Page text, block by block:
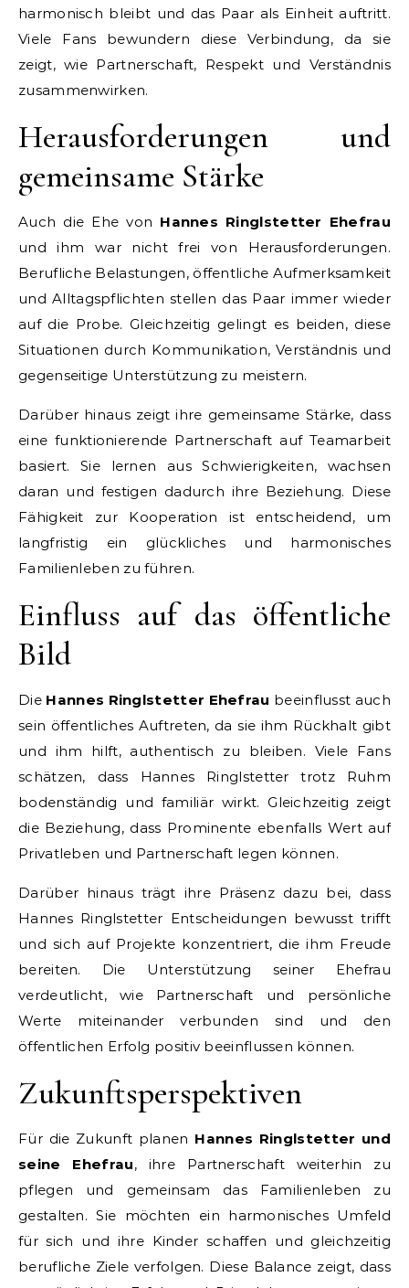
harmonisch bleibt und das Paar als Einheit auftritt.
Viele Fans bewundern diese Verbindung, da sie
zeigt, wie Partnerschaft, Respekt und Verständnis
zusammenwirken.
Herausforderungen und
gemeinsame Stärke
Auch die Ehe von Hannes Ringlstetter Ehefrau
und ihm war nicht frei von Herausforderungen.
Berufliche Belastungen, öffentliche Aufmerksamkeit
und Alltagspflichten stellen das Paar immer wieder
auf die Probe. Gleichzeitig gelingt es beiden, diese
Situationen durch Kommunikation, Verständnis und
gegenseitige Unterstützung zu meistern.
Darüber hinaus zeigt ihre gemeinsame Stärke, dass
eine funktionierende Partnerschaft auf Teamarbeit
basiert. Sie lernen aus Schwierigkeiten, wachsen
daran und festigen dadurch ihre Beziehung. Diese
Fähigkeit zur Kooperation ist entscheidend, um
langfristig ein glückliches und harmonisches
Familienleben zu führen.
Einfluss auf das öffentliche
Bild
Die Hannes Ringlstetter Ehefrau beeinflusst auch
sein öffentliches Auftreten, da sie ihm Rückhalt gibt
und ihm hilft, authentisch zu bleiben. Viele Fans
schätzen, dass Hannes Ringlstetter trotz Ruhm
bodenständig und familiär wirkt. Gleichzeitig zeigt
die Beziehung, dass Prominente ebenfalls Wert auf
Privatleben und Partnerschaft legen können.
Darüber hinaus trägt ihre Präsenz dazu bei, dass
Hannes Ringlstetter Entscheidungen bewusst trifft
und sich auf Projekte konzentriert, die ihm Freude
bereiten. Die Unterstützung seiner Ehefrau
verdeutlicht, wie Partnerschaft und persönliche
Werte miteinander verbunden sind und den
öffentlichen Erfolg positiv beeinflussen können.
Zukunftsperspektiven
Für die Zukunft planen Hannes Ringlstetter und
seine Ehefrau, ihre Partnerschaft weiterhin zu
pflegen und gemeinsam das Familienleben zu
gestalten. Sie möchten ein harmonisches Umfeld
für sich und ihre Kinder schaffen und gleichzeitig
berufliche Ziele verfolgen. Diese Balance zeigt, dass